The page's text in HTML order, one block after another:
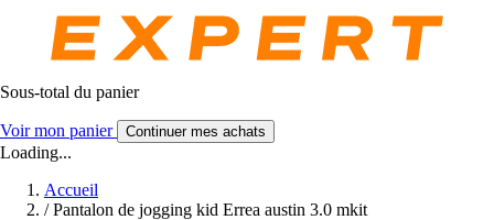
Sous-total du panier
Voir mon panier Continuer mes achats
Loading...
Accueil
/ Pantalon de jogging kid Errea austin 3.0 mkit